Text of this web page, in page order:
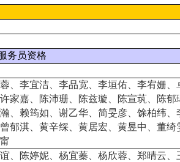
务员资格
、李宜洁、李品宽、李垣佑、李宥姗
家嘉、陈沛珊、陈兹璇、陈宣茿、陈
、赖筠如、谢乙华、简旻彦、馀柏纬
郁淇、黄辛䌽、黄居宏、黄昱中、董
、陈婷妮、杨宜蓁、杨欣蓉、郑晴云